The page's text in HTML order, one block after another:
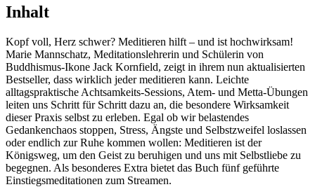
Inhalt
Kopf voll, Herz schwer? Meditieren hilft – und ist hochwirksam!
Marie Mannschatz, Meditationslehrerin und Schülerin von
Buddhismus-Ikone Jack Kornfield, zeigt in ihrem nun aktualisierten
Bestseller, dass wirklich jeder meditieren kann. Leichte
alltagspraktische Achtsamkeits-Sessions, Atem- und Metta-Übungen
leiten uns Schritt für Schritt dazu an, die besondere Wirksamkeit
dieser Praxis selbst zu erleben. Egal ob wir belastendes
Gedankenchaos stoppen, Stress, Ängste und Selbstzweifel loslassen
oder endlich zur Ruhe kommen wollen: Meditieren ist der
Königsweg, um den Geist zu beruhigen und uns mit Selbstliebe zu
begegnen. Als besonderes Extra bietet das Buch fünf geführte
Einstiegsmeditationen zum Streamen.